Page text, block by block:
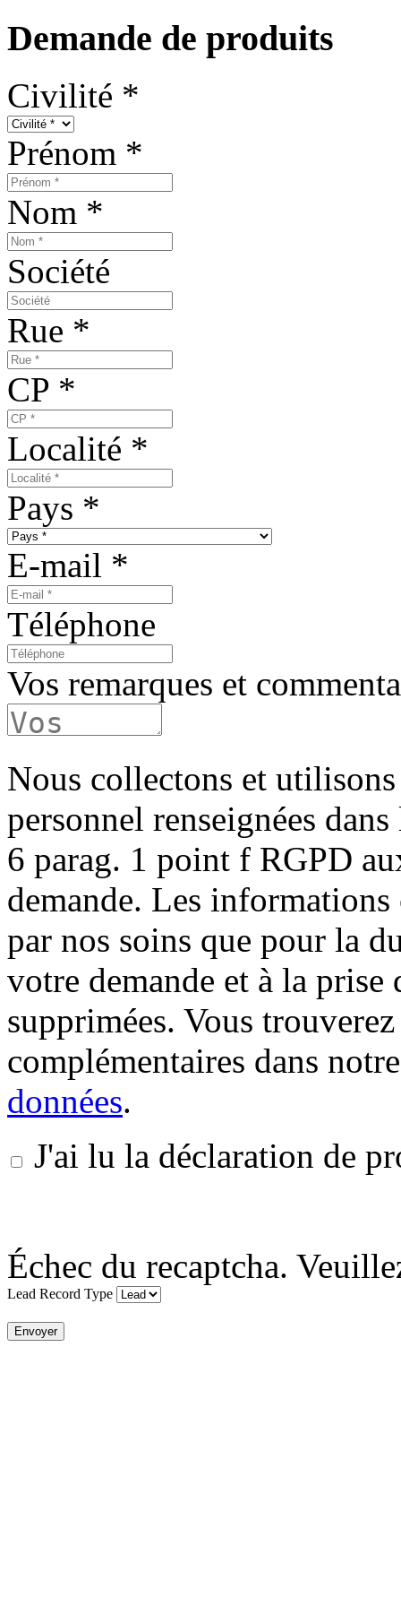
Demande de produits
Civilité *
Prénom *
Nom *
Société
Rue *
CP *
Localité *
Pays *
E-mail *
Téléphone
Vos remarques et
Nous collectons et
personnel renseignées
6 parag. 1 point f RGPD
demande. Les informations
par nos soins que pour la
votre demande et à la
supprimées. Vous
complémentaires dans
données.
J'ai lu la déclaration de
Échec du recaptcha.
Lead Record Type
Envoyer